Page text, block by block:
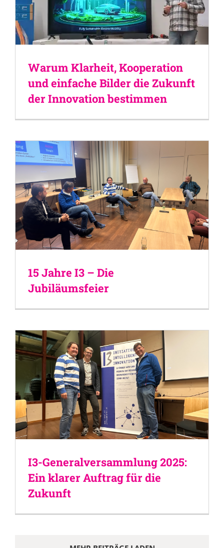
Warum Klarheit, Kooperation
und einfache Bilder die Zukunft
der Innovation bestimmen
15 Jahre I3 – Die
Jubiläumsfeier
I3-Generalversammlung 2025:
Ein klarer Auftrag für die
Zukunft